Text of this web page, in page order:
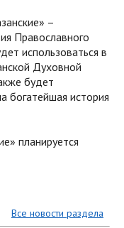
–
Православного
использоваться в
Духовной
будет
богатейшая история
планируется
Все новости раздела